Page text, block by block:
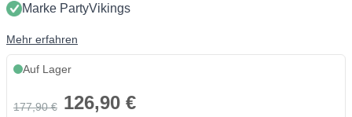
Marke PartyVikings
Mehr erfahren
Auf Lager
177,90 € 126,90 €